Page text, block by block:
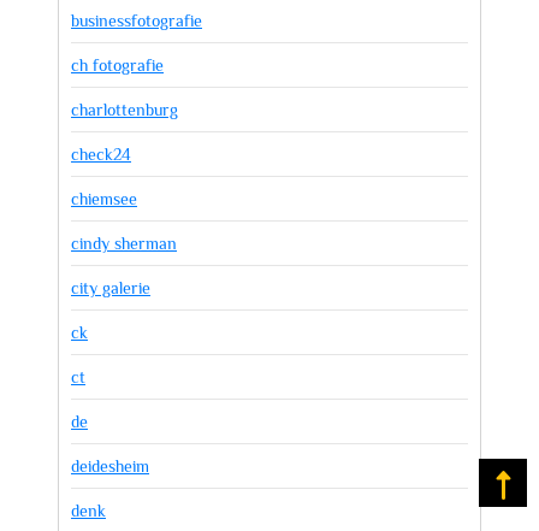
businessfotografie
ch fotografie
charlottenburg
check24
chiemsee
cindy sherman
city galerie
ck
ct
de
deidesheim
denk